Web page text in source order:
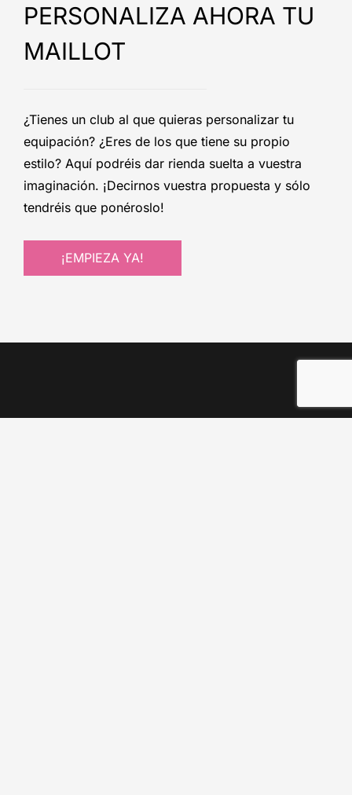
PERSONALIZA AHORA TU
MAILLOT
¿Tienes un club al que quieras personalizar tu
equipación? ¿Eres de los que tiene su propio
estilo? Aquí podréis dar rienda suelta a vuestra
imaginación. ¡Decirnos vuestra propuesta y sólo
tendréis que ponéroslo!
¡EMPIEZA YA!